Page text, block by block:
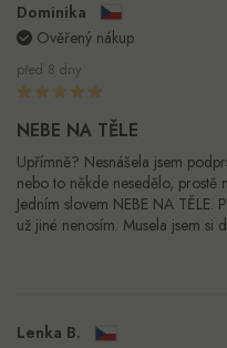
Dominika
Ověřený nákup
před 8 dny
NEBE NA TĚLE
Upřímně? Nesnášela jsem
nebo to někde nesedělo, prostě
Jedním slovem NEBE NA
už jiné nenosím. Musela jsem
Lenka B.